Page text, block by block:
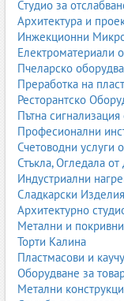
Студио за
Архитектура и
Инжекционни
Електроматериали
Пчеларско
Преработка на
Ресторантско
Пътна
Професионални
Счетоводни услуги
Стъкла, Огледала
Индустриални
Сладкарски
Архитектурно
Метални и
Торти Калина
Пластмасови и
Оборудване за
Метални